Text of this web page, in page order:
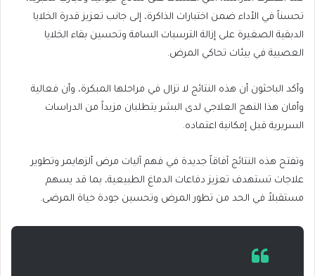
تحسناً في الأداء ضمن اختبارات الذاكرة، إلى جانب تعزيز قدرة الخلايا
الدبقية الصغيرة على إزالة الترسبات السامة وتحسين بقاء الخلايا
العصبية في بيئات تحاكي المرض.
وأكد الباحثون أن هذه النتائج لا تزال في مراحلها المبكرة، وأن فعالية
وأمان هذا النهج العلاجي لدى البشر يتطلبان مزيداً من الدراسات
السريرية قبل إمكانية اعتماده.
وتفتح هذه النتائج آفاقاً جديدة في فهم آليات مرض ألزهايمر وتطوير
علاجات تستهدف تعزيز دفاعات الدماغ الطبيعية، بما قد يسهم
مستقبلاً في الحد من تطور المرض وتحسين جودة حياة المرضى.